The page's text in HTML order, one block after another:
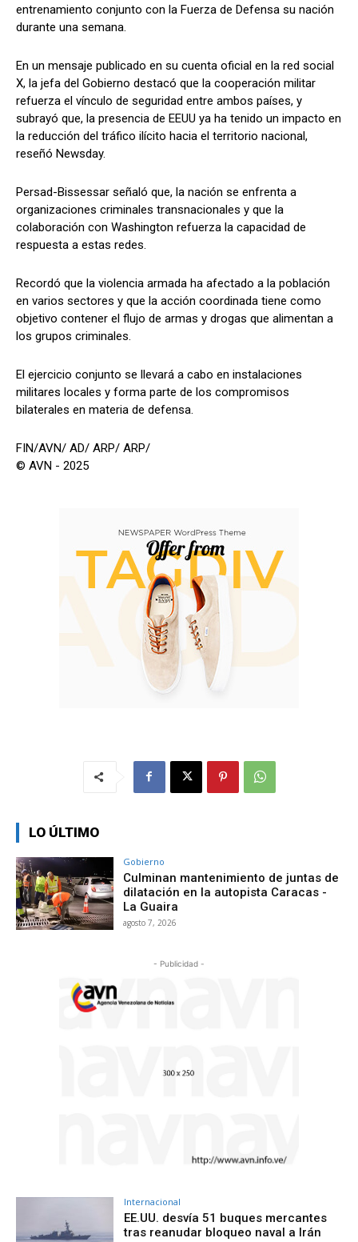
entrenamiento conjunto con la Fuerza de Defensa su nación
durante una semana.
En un mensaje publicado en su cuenta oficial en la red social
X, la jefa del Gobierno destacó que la cooperación militar
refuerza el vínculo de seguridad entre ambos países, y
subrayó que, la presencia de EEUU ya ha tenido un impacto en
la reducción del tráfico ilícito hacia el territorio nacional,
reseñó Newsday.
Persad-Bissessar señaló que, la nación se enfrenta a
organizaciones criminales transnacionales y que la
colaboración con Washington refuerza la capacidad de
respuesta a estas redes.
Recordó que la violencia armada ha afectado a la población
en varios sectores y que la acción coordinada tiene como
objetivo contener el flujo de armas y drogas que alimentan a
los grupos criminales.
El ejercicio conjunto se llevará a cabo en instalaciones
militares locales y forma parte de los compromisos
bilaterales en materia de defensa.
FIN/AVN/ AD/ ARP/ ARP/
© AVN - 2025
LO ÚLTIMO
Gobierno
Culminan mantenimiento de juntas de
dilatación en la autopista Caracas -
La Guaira
agosto 7, 2026
- Publicidad -
Internacional
EE.UU. desvía 51 buques mercantes
tras reanudar bloqueo naval a Irán